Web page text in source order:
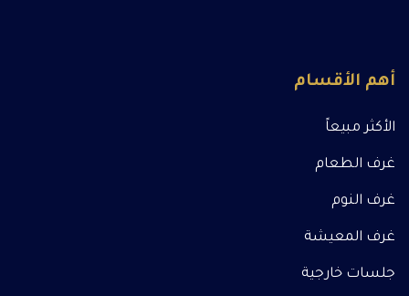
أهم الأقسام
الأكثر مبيعاً
غرف الطعام
غرف النوم
غرف المعيشة
جلسات خارجية